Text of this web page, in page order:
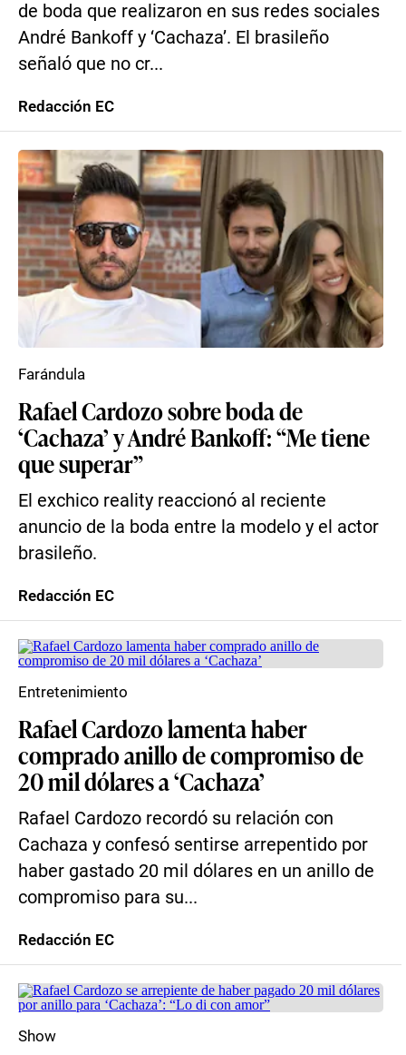
de boda que realizaron en sus redes sociales
André Bankoff y ‘Cachaza’. El brasileño
señaló que no cr...
Redacción EC
Rafael Cardozo sobre boda de
‘Cachaza’ y André Bankoff: “Me tiene
que superar”
El exchico reality reaccionó al reciente
anuncio de la boda entre la modelo y el actor
brasileño.
Farándula
Redacción EC
Rafael Cardozo lamenta haber
comprado anillo de compromiso de
20 mil dólares a ‘Cachaza’
Rafael Cardozo recordó su relación con
Cachaza y confesó sentirse arrepentido por
haber gastado 20 mil dólares en un anillo de
compromiso para su...
Entretenimiento
Redacción EC
Show